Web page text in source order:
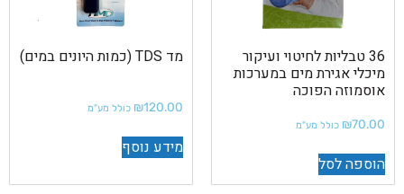
36 טבליות לחיטוי ועיקור
מיכלי אגירת מים במערכות
אוסמוזה הפוכה
₪70.00 כולל מע"מ
הוספה לסל
מד TDS (כמות היונים במים)
₪120.00 כולל מע"מ
מידע נוסף